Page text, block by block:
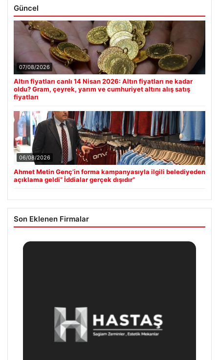
Güncel
07/08/2026
Altın fiyatları canlı 14 Nisan 2026: Altın fiyatları ne kadar
oldu? Gram, çeyrek, yarım ve cumhuriyet altını alış satış
fiyatları
06/08/2026
Ahmet Metin Genç’in forma kampanyasıyla ilgili belediyeden
açıklama geldi” İddialar gerçek dışıdır”
Son Eklenen Firmalar